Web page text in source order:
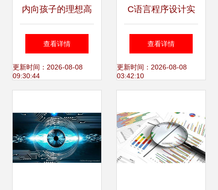
内向孩子的理想高
薪稳定专业 计算机
技术开发全方位解
查看详情
更新时间：2026-08-08
09:30:44
C语言程序设计实
用教程 高校计算机
学习的必备指南
查看详情
更新时间：2026-08-08
03:42:10